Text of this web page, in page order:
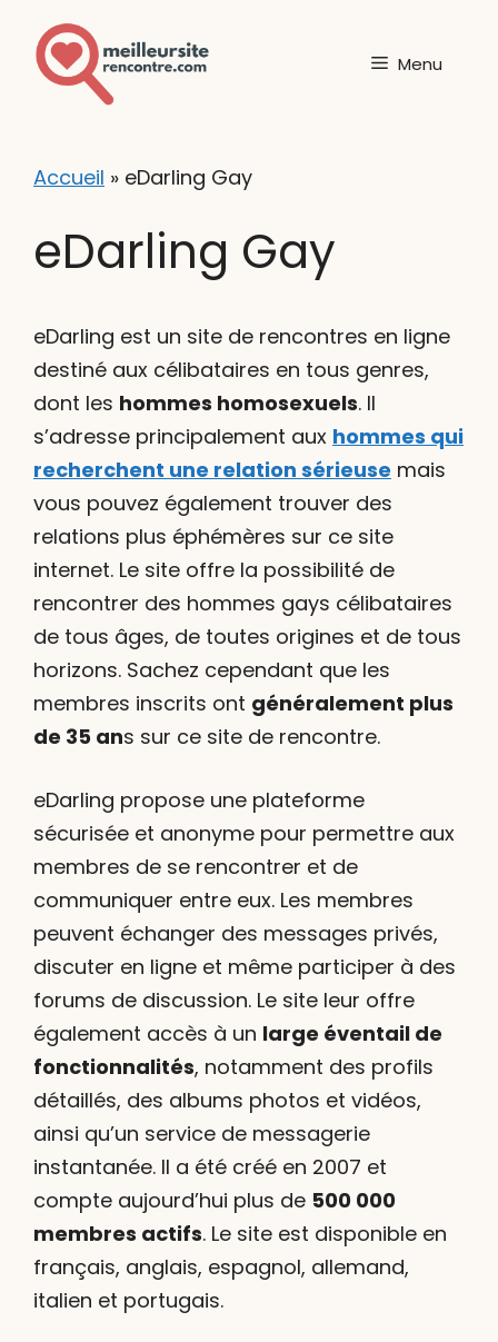
contenu
Menu
Accueil » eDarling Gay
eDarling Gay
eDarling est un site de rencontres en ligne
destiné aux célibataires en tous genres,
dont les hommes homosexuels. Il
s’adresse principalement aux hommes qui
recherchent une relation sérieuse mais
vous pouvez également trouver des
relations plus éphémères sur ce site
internet. Le site offre la possibilité de
rencontrer des hommes gays célibataires
de tous âges, de toutes origines et de tous
horizons. Sachez cependant que les
membres inscrits ont généralement plus
de 35 ans sur ce site de rencontre.
eDarling propose une plateforme
sécurisée et anonyme pour permettre aux
membres de se rencontrer et de
communiquer entre eux. Les membres
peuvent échanger des messages privés,
discuter en ligne et même participer à des
forums de discussion. Le site leur offre
également accès à un large éventail de
fonctionnalités, notamment des profils
détaillés, des albums photos et vidéos,
ainsi qu’un service de messagerie
instantanée. Il a été créé en 2007 et
compte aujourd’hui plus de 500 000
membres actifs. Le site est disponible en
français, anglais, espagnol, allemand,
italien et portugais.